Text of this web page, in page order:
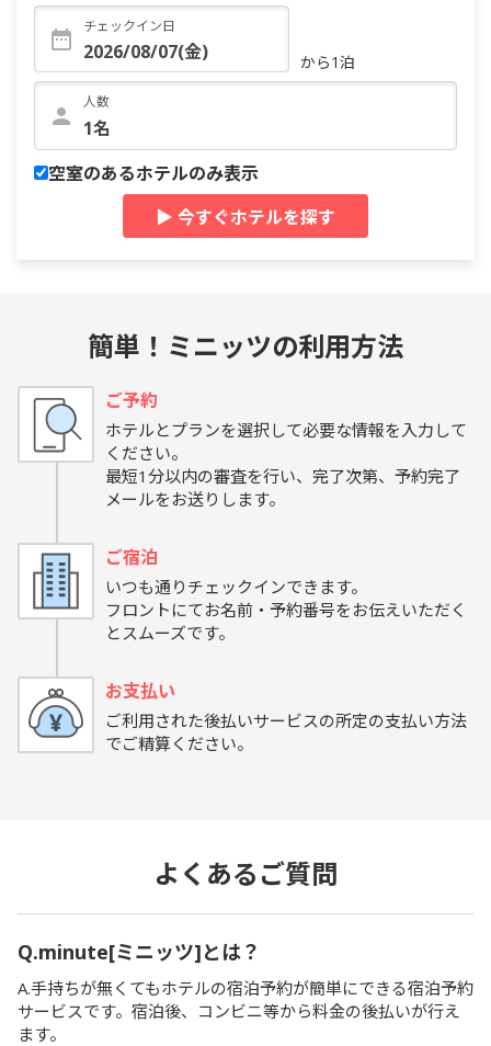
チェックイン日
から1泊
人数
空室のあるホテルのみ表示
▶ 今すぐホテルを探す
簡単！ミニッツの利用方法
ご予約
ホテルとプランを選択して必要な情報を入力して
ください。
最短1分以内の審査を行い、完了次第、予約完了
メールをお送りします。
ご宿泊
いつも通りチェックインできます。
フロントにてお名前・予約番号をお伝えいただく
とスムーズです。
お支払い
ご利用された後払いサービスの所定の支払い方法
でご精算ください。
よくあるご質問
Q.minute[ミニッツ]とは？
A.手持ちが無くてもホテルの宿泊予約が簡単にできる宿泊予約
サービスです。宿泊後、コンビニ等から料金の後払いが行え
ます。